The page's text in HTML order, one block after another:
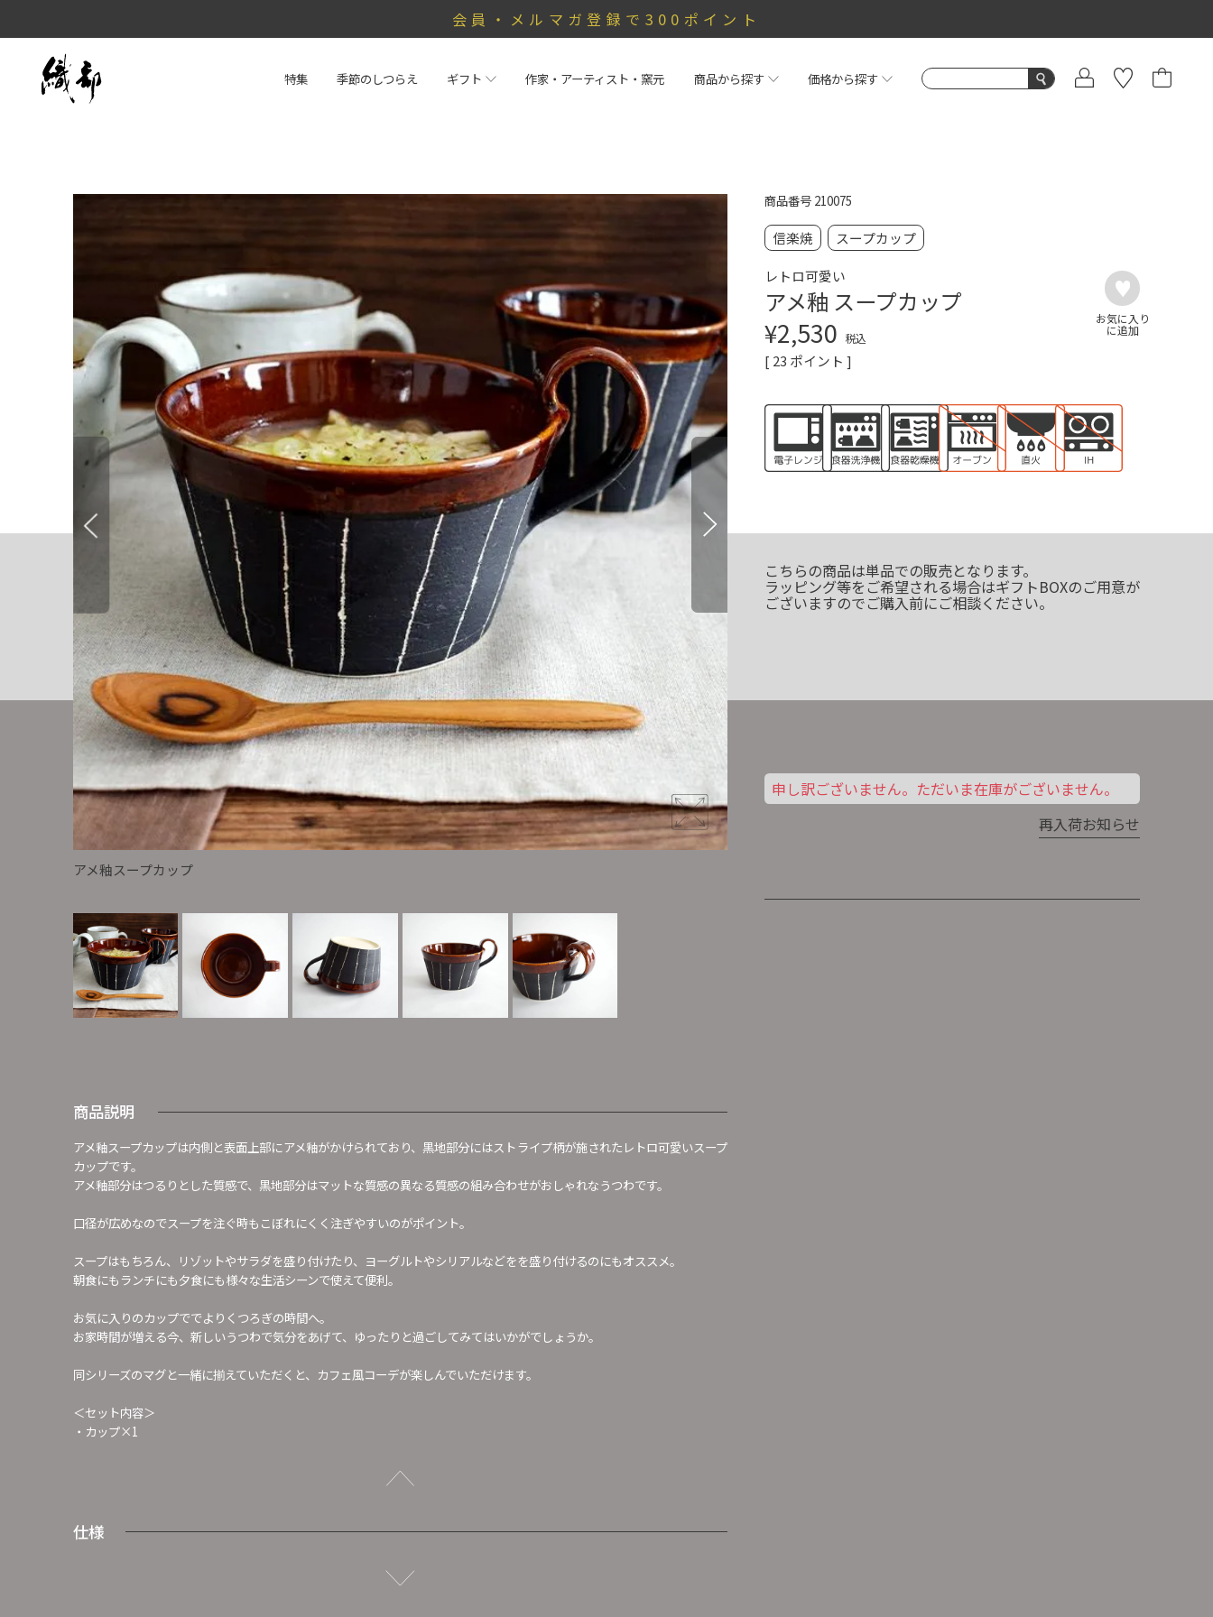
会員・メルマガ登録で300ポイント
特集 季節のしつらえ ギフト 作家・アーティスト・窯元 商品から探す 価格から探す
アメ釉スープカップ
商品説明
アメ釉スープカップは内側と表面上部にアメ釉がかけられており、黒地部分にはストライプ柄が施されたレトロ可愛いスープ
カップです。
アメ釉部分はつるりとした質感で、黒地部分はマットな質感の異なる質感の組み合わせがおしゃれなうつわです。
口径が広めなのでスープを注ぐ時もこぼれにくく注ぎやすいのがポイント。
スープはもちろん、リゾットやサラダを盛り付けたり、ヨーグルトやシリアルなどをを盛り付けるのにもオススメ。
朝食にもランチにも夕食にも様々な生活シーンで使えて便利。
お気に入りのカップででよりくつろぎの時間へ。
お家時間が増える今、新しいうつわで気分をあげて、ゆったりと過ごしてみてはいかがでしょうか。
同シリーズのマグと一緒に揃えていただくと、カフェ風コーデが楽しんでいただけます。
＜セット内容＞
・カップ×1
仕様
商品番号 210075
信楽焼 スープカップ
レトロ可愛い
アメ釉 スープカップ
¥2,530 税込
[ 23 ポイント ]
こちらの商品は単品での販売となります。
ラッピング等をご希望される場合はギフトBOXのご用意が
ございますのでご購入前にご相談ください。
申し訳ございません。ただいま在庫がございません。
再入荷お知らせ